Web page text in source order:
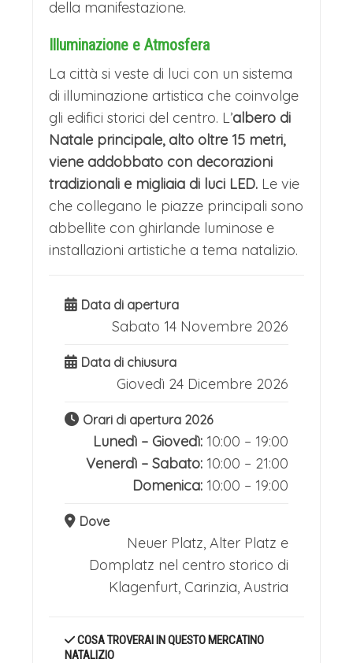
della manifestazione.
Illuminazione e Atmosfera
La città si veste di luci con un sistema
di illuminazione artistica che coinvolge
gli edifici storici del centro. L’albero di
Natale principale, alto oltre 15 metri,
viene addobbato con decorazioni
tradizionali e migliaia di luci LED. Le vie
che collegano le piazze principali sono
abbellite con ghirlande luminose e
installazioni artistiche a tema natalizio.
Data di apertura
Sabato 14 Novembre 2026
Data di chiusura
Giovedì 24 Dicembre 2026
Orari di apertura 2026
Lunedì – Giovedì: 10:00 – 19:00
Venerdì – Sabato: 10:00 – 21:00
Domenica: 10:00 – 19:00
Dove
Neuer Platz, Alter Platz e
Domplatz nel centro storico di
Klagenfurt, Carinzia, Austria
COSA TROVERAI IN QUESTO MERCATINO
NATALIZIO